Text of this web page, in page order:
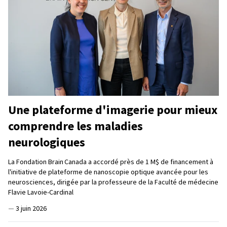
Une plateforme d'imagerie pour mieux
comprendre les maladies
neurologiques
La Fondation Brain Canada a accordé près de 1 M$ de financement à
l'initiative de plateforme de nanoscopie optique avancée pour les
neurosciences, dirigée par la professeure de la Faculté de médecine
Flavie Lavoie-Cardinal
— 3 juin 2026